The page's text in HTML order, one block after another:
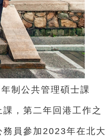
制公共管理碩士課
，第二年回港工作之
員參加2023年在北大